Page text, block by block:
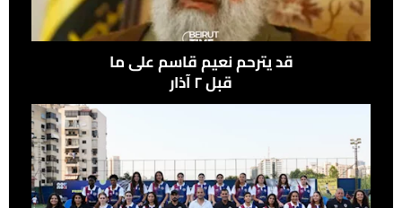
قد يترحم نعيم قاسم على ما
قبل ٢ آذار